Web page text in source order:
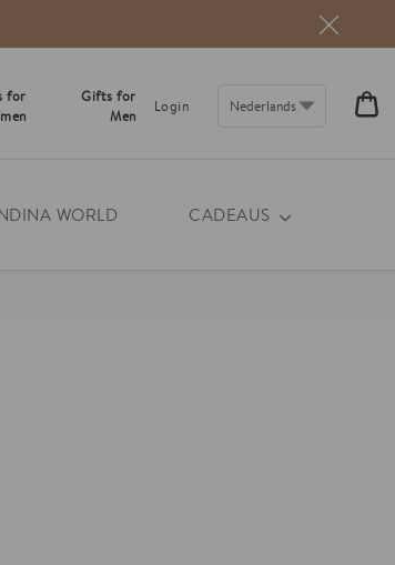
for
Gifts for
Men
Login
WORLD CADEAUS